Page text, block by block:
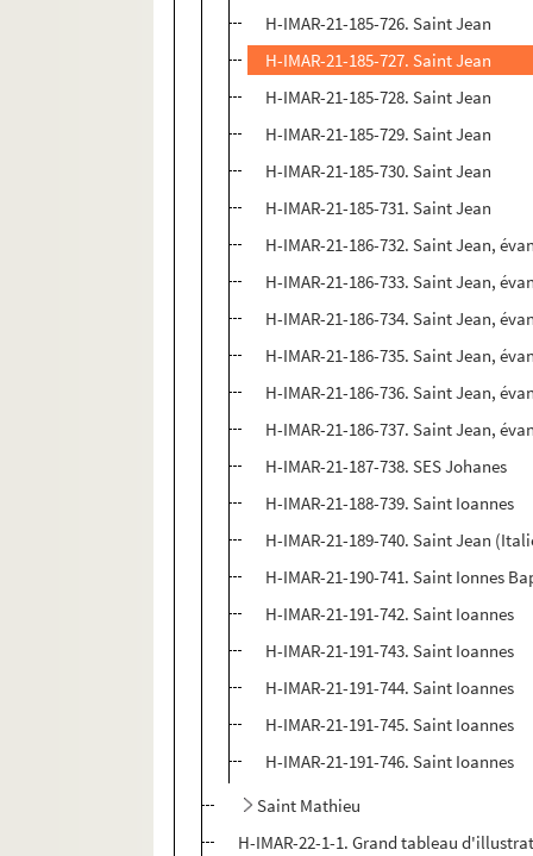
H-IMAR-21-185-726. Saint Jean
H-IMAR-21-185-727. Saint Jean
H-IMAR-21-185-728. Saint Jean
H-IMAR-21-185-729. Saint Jean
H-IMAR-21-185-730. Saint Jean
H-IMAR-21-185-731. Saint Jean
H-IMAR-21-186-732. Saint Jean,
H-IMAR-21-186-733. Saint Jean,
H-IMAR-21-186-734. Saint Jean,
H-IMAR-21-186-735. Saint Jean,
H-IMAR-21-186-736. Saint Jean,
H-IMAR-21-186-737. Saint Jean,
H-IMAR-21-187-738. SES Johanes
H-IMAR-21-188-739. Saint Ioannes
H-IMAR-21-189-740. Saint Jean
H-IMAR-21-190-741. Saint Ionnes
H-IMAR-21-191-742. Saint Ioannes
H-IMAR-21-191-743. Saint Ioannes
H-IMAR-21-191-744. Saint Ioannes
H-IMAR-21-191-745. Saint Ioannes
H-IMAR-21-191-746. Saint Ioannes
Saint Mathieu
H-IMAR-22-1-1. Grand tableau